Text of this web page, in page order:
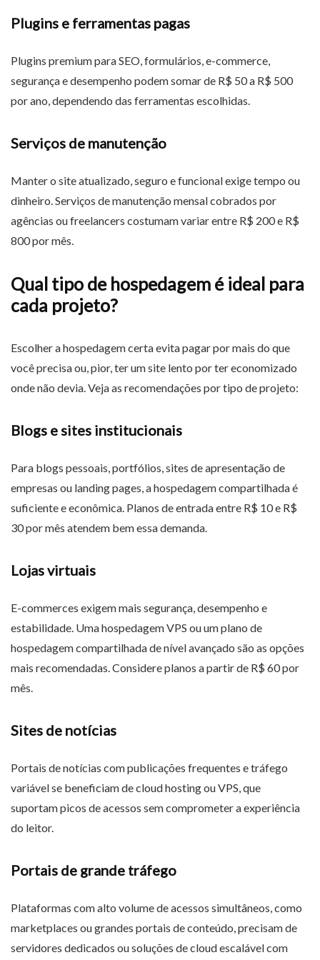
Plugins e ferramentas pagas
Plugins premium para SEO, formulários, e-commerce,
segurança e desempenho podem somar de R$ 50 a R$ 500
por ano, dependendo das ferramentas escolhidas.
Serviços de manutenção
Manter o site atualizado, seguro e funcional exige tempo ou
dinheiro. Serviços de manutenção mensal cobrados por
agências ou freelancers costumam variar entre R$ 200 e R$
800 por mês.
Qual tipo de hospedagem é ideal para
cada projeto?
Escolher a hospedagem certa evita pagar por mais do que
você precisa ou, pior, ter um site lento por ter economizado
onde não devia. Veja as recomendações por tipo de projeto:
Blogs e sites institucionais
Para blogs pessoais, portfólios, sites de apresentação de
empresas ou landing pages, a hospedagem compartilhada é
suficiente e econômica. Planos de entrada entre R$ 10 e R$
30 por mês atendem bem essa demanda.
Lojas virtuais
E-commerces exigem mais segurança, desempenho e
estabilidade. Uma hospedagem VPS ou um plano de
hospedagem compartilhada de nível avançado são as opções
mais recomendadas. Considere planos a partir de R$ 60 por
mês.
Sites de notícias
Portais de notícias com publicações frequentes e tráfego
variável se beneficiam de cloud hosting ou VPS, que
suportam picos de acessos sem comprometer a experiência
do leitor.
Portais de grande tráfego
Plataformas com alto volume de acessos simultâneos, como
marketplaces ou grandes portais de conteúdo, precisam de
servidores dedicados ou soluções de cloud escalável com